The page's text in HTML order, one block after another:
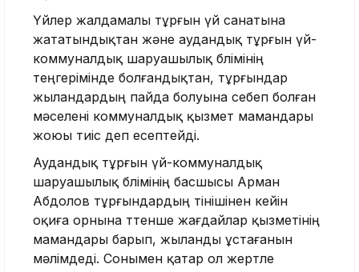
Үйлер жалдамалы тұрғын үй санатына
жататындықтан және аудандық тұрғын үй-
коммуналдық шаруашылық бөлімінің
теңгерімінде болғандықтан, тұрғындар
жыландардың пайда болуына себеп болған
мәселені коммуналдық қызмет мамандары
жоюы тиіс деп есептейді.
Аудандық тұрғын үй-коммуналдық
шаруашылық бөлімінің басшысы Арман
Абдолов тұрғындардың өтінішінен кейін
оқиға орнына төтенше жағдайлар қызметінің
мамандары барып, жыланды ұстағанын
мәлімдеді. Сонымен қатар ол жертөле